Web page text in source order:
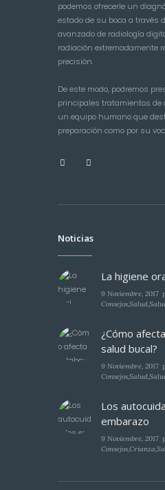
podemos ofrecerle un
estado de su boca a través
avanzado de radiología
radiación extremadamente
precisión.
De este modo, podremos
principales tratamientos de
un equipo humano que
preparación como por su
Noticias
La higiene
9 Noviembre, 2017
Consejos,Salud,
¿Cómo
salud bucal?
9 Noviembre, 2017
Consejos,Salud,
Los
embarazo
9 Noviembre, 2017
Consejos,Crianza,